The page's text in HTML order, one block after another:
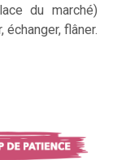
du marché)
flâner.